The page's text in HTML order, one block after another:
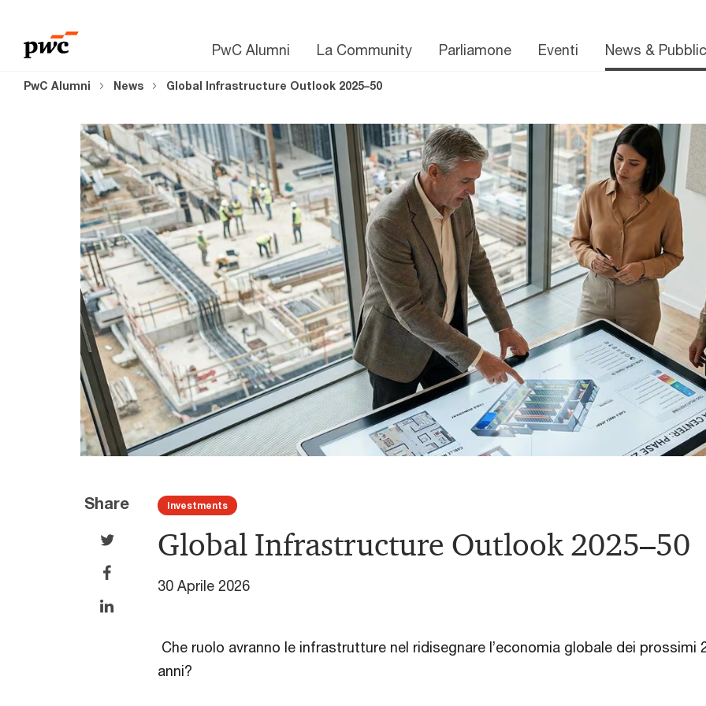
PwC Alumni La Community Parliamone Eventi News &
PwC Alumni News Global Infrastructure Outlook 2025–50
Share Investments
Global Infrastructure Outlook 2025–50
30 Aprile 2026
Che ruolo avranno le infrastrutture nel ridisegnare l’economia globale dei prossimi
anni?